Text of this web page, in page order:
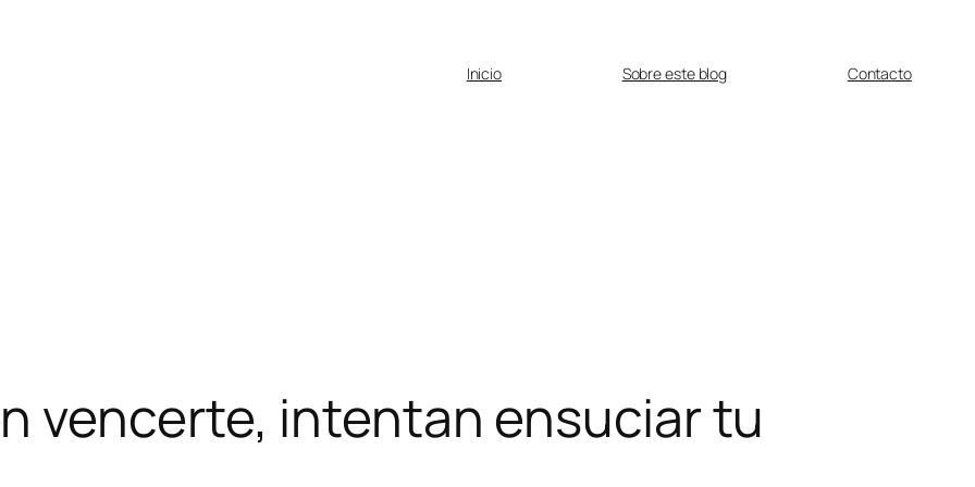
Inicio Sobre este blog Contacto
vencerte, intentan ensuciar tu